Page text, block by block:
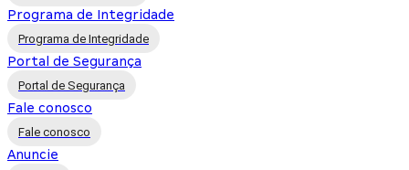
Programa de Integridade
Programa de Integridade
Portal de Segurança
Portal de Segurança
Fale conosco
Fale conosco
Anuncie